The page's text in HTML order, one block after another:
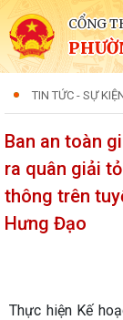
CỔNG
TIN TỨC - SỰ
Ban an toàn
ra quân giải
thông trên
Hưng Đạo
Thực hiện Kế